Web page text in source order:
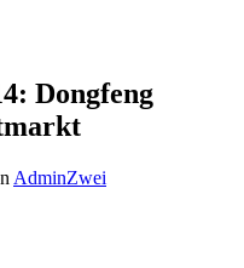
Dongfeng
AdminZwei